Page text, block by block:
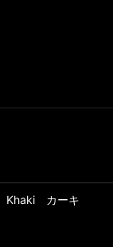
Khaki カーキ